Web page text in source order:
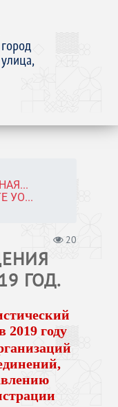
УО...
20
ГОД.
2019 году